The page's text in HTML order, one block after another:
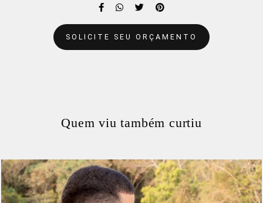
SOLICITE SEU ORÇAMENTO
Quem viu também curtiu